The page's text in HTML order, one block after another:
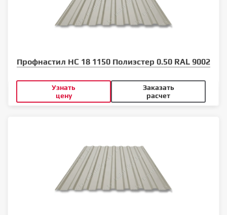
Профнастил НС 18 1150 Полиэстер 0.50 RAL 9002
Узнать
цену
Заказать
расчет